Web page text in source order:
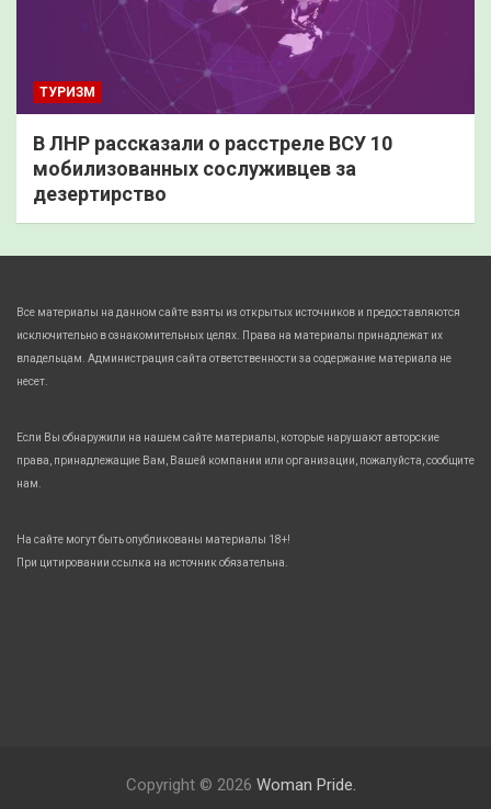
ТУРИЗМ
В ЛНР рассказали о расстреле ВСУ 10
мобилизованных сослуживцев за
дезертирство
Все материалы на данном сайте взяты из открытых источников и предоставляются
исключительно в ознакомительных целях. Права на материалы принадлежат их
владельцам. Администрация сайта ответственности за содержание материала не
несет.
Если Вы обнаружили на нашем сайте материалы, которые нарушают авторские
права, принадлежащие Вам, Вашей компании или организации, пожалуйста, сообщите
нам.
На сайте могут быть опубликованы материалы 18+!
При цитировании ссылка на источник обязательна.
Copyright © 2026 Woman Pride.